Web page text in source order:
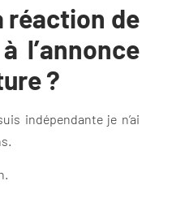
réaction de
l’annonce
?
indépendante je n’ai